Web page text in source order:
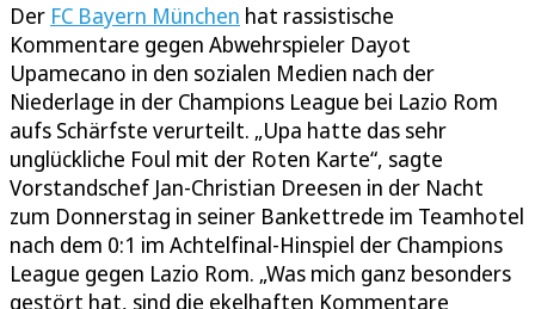
Der FC Bayern München hat rassistische
Kommentare gegen Abwehrspieler Dayot
Upamecano in den sozialen Medien nach der
Niederlage in der Champions League bei Lazio Rom
aufs Schärfste verurteilt. „Upa hatte das sehr
unglückliche Foul mit der Roten Karte“, sagte
Vorstandschef Jan-Christian Dreesen in der Nacht
zum Donnerstag in seiner Bankettrede im Teamhotel
nach dem 0:1 im Achtelfinal-Hinspiel der Champions
League gegen Lazio Rom. „Was mich ganz besonders
gestört hat, sind die ekelhaften Kommentare